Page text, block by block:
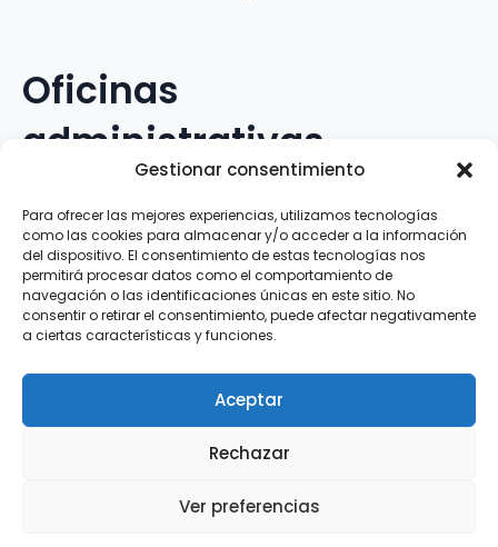
Gestionar consentimiento
Para ofrecer las mejores experiencias, utilizamos tecnologías
como las cookies para almacenar y/o acceder a la información
del dispositivo. El consentimiento de estas tecnologías nos
permitirá procesar datos como el comportamiento de
navegación o las identificaciones únicas en este sitio. No
consentir o retirar el consentimiento, puede afectar negativamente
a ciertas características y funciones.
Aceptar
Rechazar
Ver preferencias
Oficinas
administrativas
Avenida Galileo Galilei, 12
15.008 · A Coruña · España
Teléfono:881.069.303
WhatsApp:616.897.466
Cookies